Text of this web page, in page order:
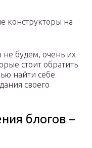
конструкторы на
не будем, очень их
стоит обратить
найти себе
своего
блогов –